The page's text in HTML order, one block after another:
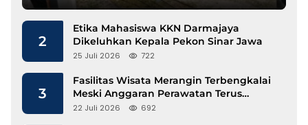
2
Etika Mahasiswa KKN Darmajaya
Dikeluhkan Kepala Pekon Sinar Jawa
25 Juli 2026 722
3
Fasilitas Wisata Merangin Terbengkalai
Meski Anggaran Perawatan Terus
Mengalir
22 Juli 2026 692